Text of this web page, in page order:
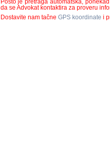
Pošto je pretraga automatska,
da se Advokat kontaktira za proveru
Dostavite nam tačne GPS koordinate i